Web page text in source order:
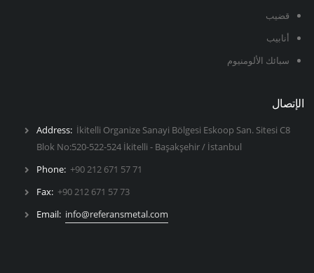
قضيب
أنابيب
سبائك الألومنيوم
الإتصال
Address: İkitelli Organize Sanayi Bölgesi Eskoop San. Sitesi C8
Blok No:520-522-524 İkitelli - Başakşehir / İstanbul
Phone: +90 212 671 57 71
Fax: +90 212 671 57 73
Email: info@referansmetal.com